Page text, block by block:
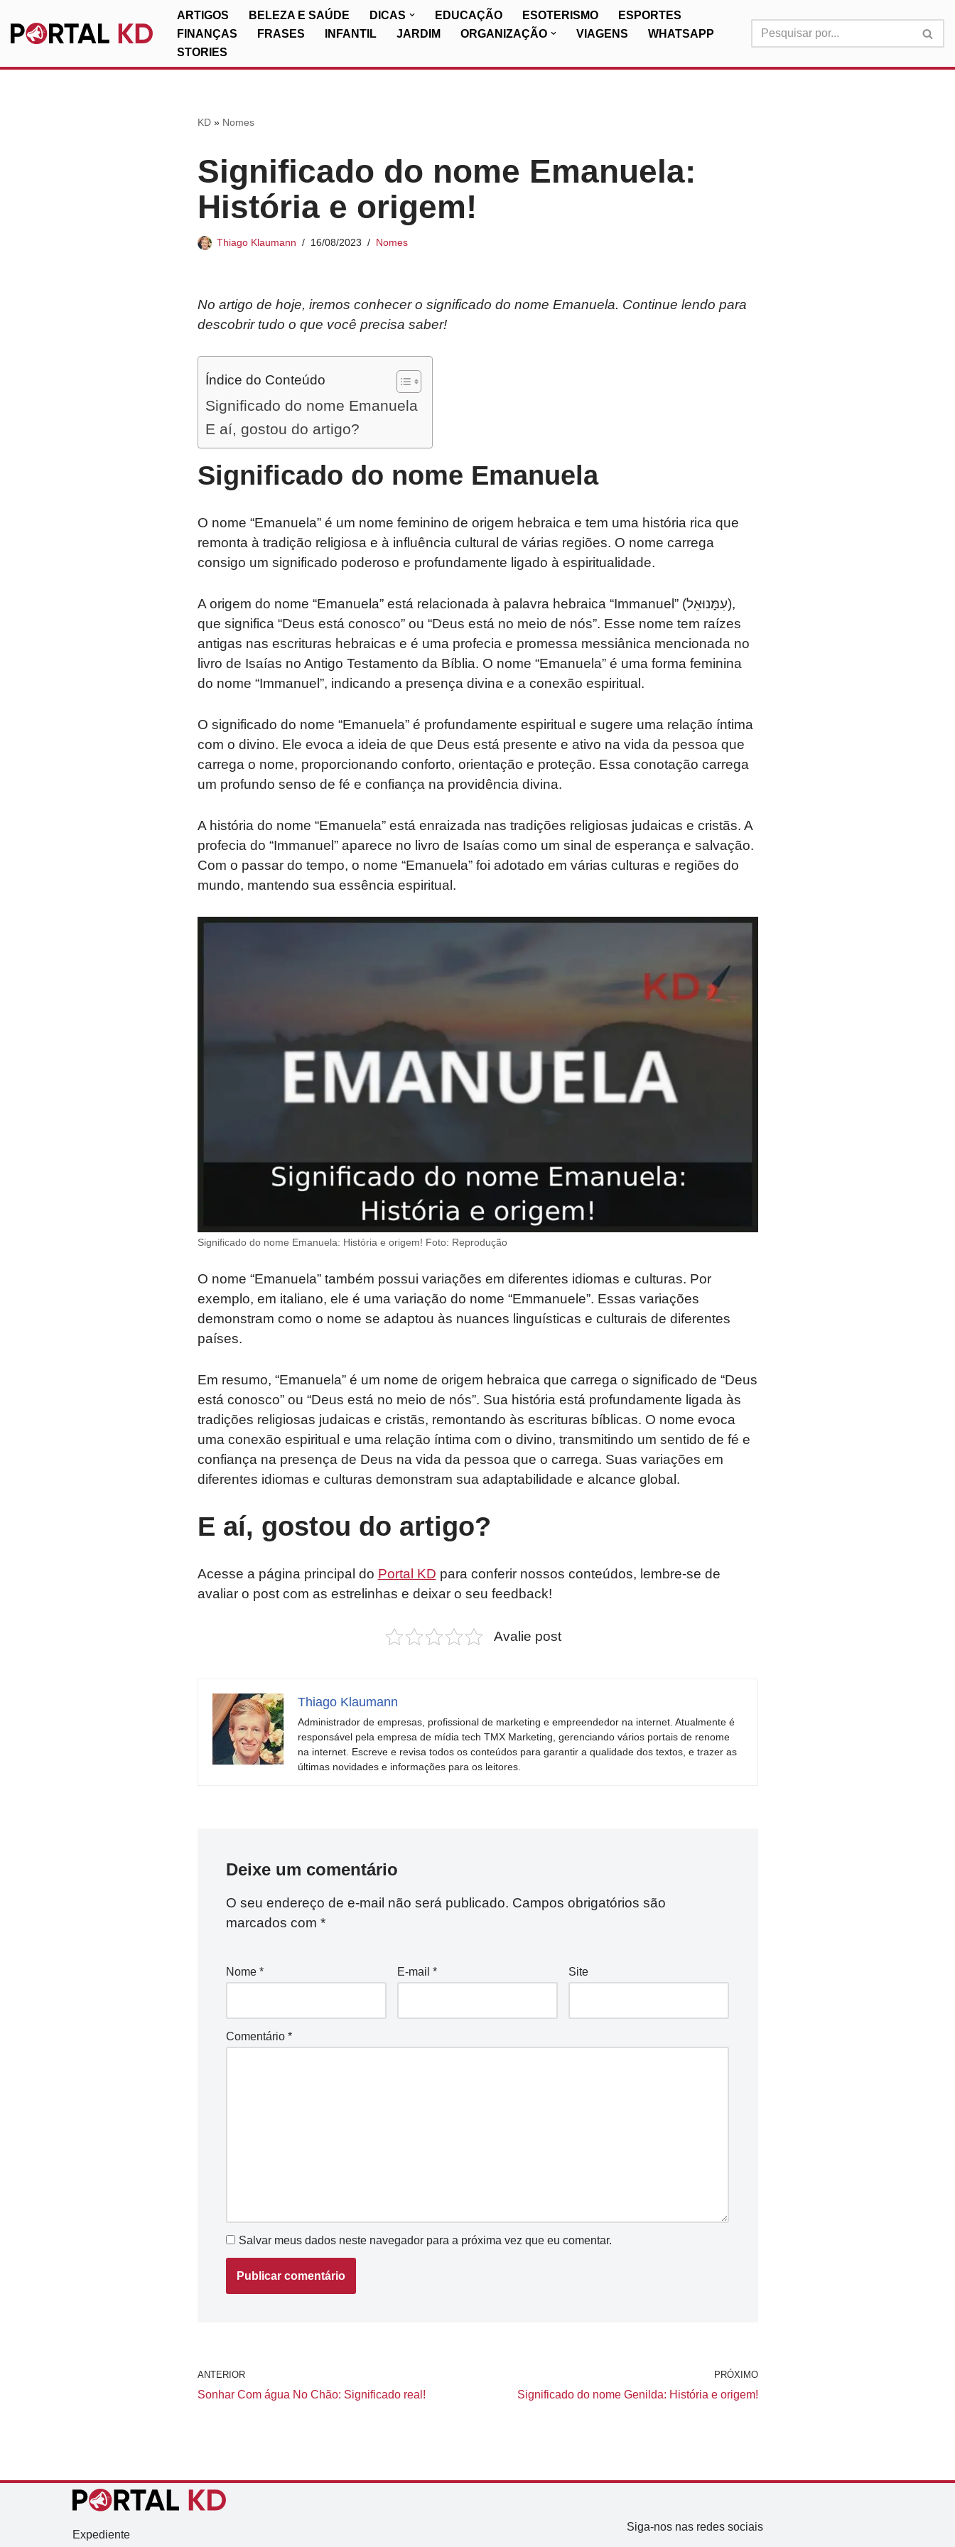
Pular
ARTIGOS BELEZA E SAÚDE DICAS EDUCAÇÃO ESOTERISMO
ESPORTES
FINANÇAS
FRASES INFANTIL JARDIM ORGANIZAÇÃO VIAGENS
WHATSAPP
STORIES
KD» Nomes
Significado do nome Emanuela:
História e origem!
Thiago Klaumann 16/08/2023 Nomes
No artigo de hoje, iremos conhecer o significado do nome Emanuela. Continue lendo para
descobrir tudo o que você precisa saber!
Índice do Conteúdo
Significado do nome Emanuela
E aí, gostou do artigo?
Significado do nome Emanuela
O nome “Emanuela” é um nome feminino de origem hebraica e tem uma história rica que
remonta à tradição religiosa e à influência cultural de várias regiões. O nome carrega
consigo um significado poderoso e profundamente ligado à espiritualidade.
A origem do nome “Emanuela” está relacionada à palavra hebraica “Immanuel” (עִמָּנוּאֵל),
que significa “Deus está conosco” ou “Deus está no meio de nós”. Esse nome tem raízes
antigas nas escrituras hebraicas e é uma profecia e promessa messiânica mencionada no
livro de Isaías no Antigo Testamento da Bíblia. O nome “Emanuela” é uma forma feminina
do nome “Immanuel”, indicando a presença divina e a conexão espiritual.
O significado do nome “Emanuela” é profundamente espiritual e sugere uma relação íntima
com o divino. Ele evoca a ideia de que Deus está presente e ativo na vida da pessoa que
carrega o nome, proporcionando conforto, orientação e proteção. Essa conotação carrega
um profundo senso de fé e confiança na providência divina.
A história do nome “Emanuela” está enraizada nas tradições religiosas judaicas e cristãs. A
profecia do “Immanuel” aparece no livro de Isaías como um sinal de esperança e salvação.
Com o passar do tempo, o nome “Emanuela” foi adotado em várias culturas e regiões do
mundo, mantendo sua essência espiritual.
Significado do nome Emanuela: História e origem! Foto: Reprodução
O nome “Emanuela” também possui variações em diferentes idiomas e culturas. Por
exemplo, em italiano, ele é uma variação do nome “Emmanuele”. Essas variações
demonstram como o nome se adaptou às nuances linguísticas e culturais de diferentes
países.
Em resumo, “Emanuela” é um nome de origem hebraica que carrega o significado de “Deus
está conosco” ou “Deus está no meio de nós”. Sua história está profundamente ligada às
tradições religiosas judaicas e cristãs, remontando às escrituras bíblicas. O nome evoca
uma conexão espiritual e uma relação íntima com o divino, transmitindo um sentido de fé e
confiança na presença de Deus na vida da pessoa que o carrega. Suas variações em
diferentes idiomas e culturas demonstram sua adaptabilidade e alcance global.
E aí, gostou do artigo?
Acesse a página principal do Portal KD para conferir nossos conteúdos, lembre-se de
avaliar o post com as estrelinhas e deixar o seu feedback!
Avalie post
Thiago Klaumann
Administrador de empresas, profissional de marketing e empreendedor na internet. Atualmente é
responsável pela empresa de mídia tech TMX Marketing, gerenciando vários portais de renome
na internet. Escreve e revisa todos os conteúdos para garantir a qualidade dos textos, e trazer as
últimas novidades e informações para os leitores.
Deixe um comentário
O seu endereço de e-mail não será publicado. Campos obrigatórios são
marcados com *
Nome * E-mail * Site
Comentário *
Salvar meus dados neste navegador para a próxima vez que eu comentar.
ANTERIOR
Sonhar Com água No Chão: Significado real!
PRÓXIMO
Significado do nome Genilda: História e origem!
Expediente
Siga-nos nas redes sociais